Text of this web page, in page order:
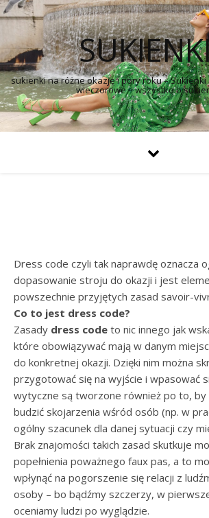
sukienki na różne okazje i pory roku –
wieczorowe – wszystko o
Dress code czyli tak naprawdę oznacza
dopasowanie stroju do okazji i jest
powszechnie przyjętych zasad savoir-
Co to jest dress code?
Zasady dress code to nic innego jak
które obowiązywać mają w danym
do konkretnej okazji. Dzięki nim można
przygotować się na wyjście i wpasować
wytyczne są tworzone również po to, by
budzić skojarzenia wśród osób (np. w
ogólny szacunek dla danej sytuacji czy
Brak znajomości takich zasad skutkuje
popełnienia poważnego faux pas, a to
wpłynąć na pogorszenie się relacji z
osoby – bo bądźmy szczerzy, w
oceniamy ludzi po wyglądzie.